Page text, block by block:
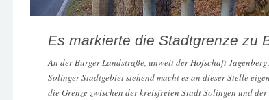
Es markierte die Stadtgrenze zu
An der Burger Landstraße, unweit der Hofschaft
Solinger Stadtgebiet stehend macht es an dieser Stelle
die Grenze zwischen der kreisfreien Stadt Solingen und